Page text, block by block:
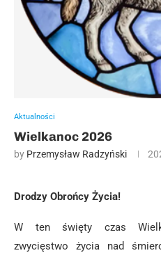
Aktualności
Wielkanoc 2026
by Przemysław Radzyński
Drodzy Obrońcy Życia!
W ten święty czas
zwycięstwo życia nad